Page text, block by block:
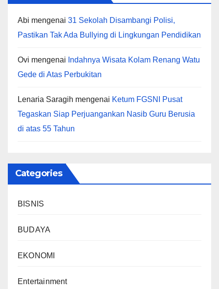
Abi mengenai 31 Sekolah Disambangi Polisi,
Pastikan Tak Ada Bullying di Lingkungan Pendidikan
Ovi mengenai Indahnya Wisata Kolam Renang Watu
Gede di Atas Perbukitan
Lenaria Saragih mengenai Ketum FGSNI Pusat
Tegaskan Siap Perjuangankan Nasib Guru Berusia
di atas 55 Tahun
Categories
BISNIS
BUDAYA
EKONOMI
Entertainment